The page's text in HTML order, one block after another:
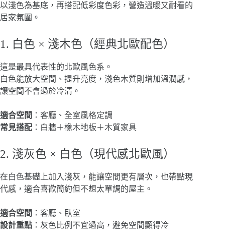
以淺色為基底，再搭配低彩度色彩，營造溫暖又耐看的
居家氛圍。
1. 白色 × 淺木色（經典北歐配色）
這是最具代表性的北歐風色系。
白色能放大空間、提升亮度，淺色木質則增加溫潤感，
讓空間不會過於冷清。
適合空間 ：客廳、全室風格定調
常見搭配 ：白牆＋橡木地板＋木質家具
2. 淺灰色 × 白色（現代感北歐風）
在白色基礎上加入淺灰，能讓空間更有層次，也帶點現
代感，適合喜歡簡約但不想太單調的屋主。
適合空間 ：客廳、臥室
設計重點 ：灰色比例不宜過高，避免空間顯得冷